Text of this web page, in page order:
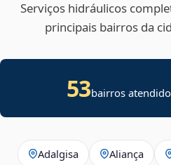
Serviços hidráulicos
principais bairros da
53bairros
Adalgisa Aliança